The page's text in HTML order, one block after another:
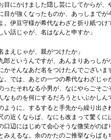
目にかけました隠し芸にしてからが
目が強くなったものか、あっしまで
。伊豆守様が希代なわざと折り紙つ
い話じゃが、名はなんと申すか」
えじゃが、親がつけたか」
郎というんですが、あんまりあっし
そんなあだ名をつけたんでございま
。では、あとの一つの希代なわざじゃ
たそれなる小男が、なにやらごそご
なものを何にするだろうといぶかし
ように、するすると手先から繰り出
の近くならば、なにも改まって驚く
辺にはじめて会心そうな微笑がのぼ
みえるな。余のかたのご推挙ならば